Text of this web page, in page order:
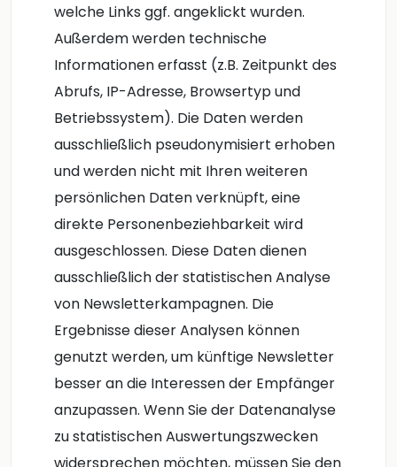
welche Links ggf. angeklickt wurden.
Außerdem werden technische
Informationen erfasst (z.B. Zeitpunkt des
Abrufs, IP-Adresse, Browsertyp und
Betriebssystem). Die Daten werden
ausschließlich pseudonymisiert erhoben
und werden nicht mit Ihren weiteren
persönlichen Daten verknüpft, eine
direkte Personenbeziehbarkeit wird
ausgeschlossen. Diese Daten dienen
ausschließlich der statistischen Analyse
von Newsletterkampagnen. Die
Ergebnisse dieser Analysen können
genutzt werden, um künftige Newsletter
besser an die Interessen der Empfänger
anzupassen. Wenn Sie der Datenanalyse
zu statistischen Auswertungszwecken
widersprechen möchten, müssen Sie den